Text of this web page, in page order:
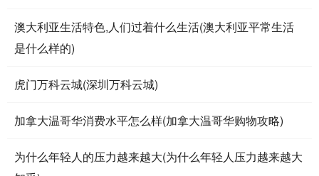
澳大利亚生活特色,人们过着什么生活(澳大利亚平常生活
是什么样的)
虎门万科云城(深圳万科云城)
加拿大温哥华消费水平怎么样(加拿大温哥华购物攻略)
为什么年轻人的压力越来越大(为什么年轻人压力越来越大